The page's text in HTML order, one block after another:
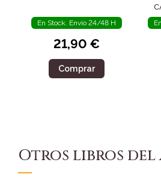
En Stock. Envío 24/48 H
21,90 €
Comprar
Otros libros